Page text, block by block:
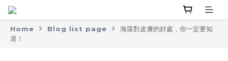
Home Blog list page
海藻對皮膚的好處，你一定要知
道！